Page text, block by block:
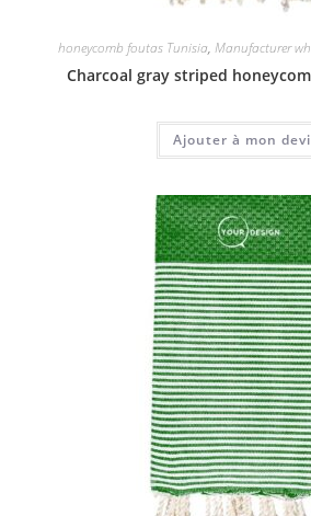
honeycomb foutas Tunisia, Manufacturer
Charcoal gray striped
Ajouter à mon